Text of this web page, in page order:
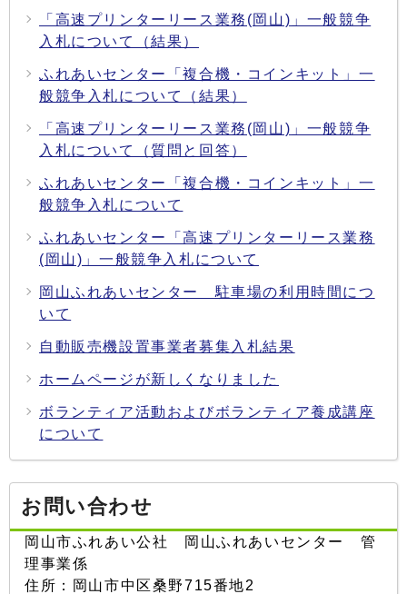
「高速プリンターリース業務(岡山)」一般競争
入札について（結果）
ふれあいセンター「複合機・コインキット」一
般競争入札について（結果）
「高速プリンターリース業務(岡山)」一般競争
入札について（質問と回答）
ふれあいセンター「複合機・コインキット」一
般競争入札について
ふれあいセンター「高速プリンターリース業務
(岡山)」一般競争入札について
岡山ふれあいセンター 駐車場の利用時間につ
いて
自動販売機設置事業者募集入札結果
ホームページが新しくなりました
ボランティア活動およびボランティア養成講座
について
お問い合わせ
岡山市ふれあい公社 岡山ふれあいセンター 管
理事業係
住所：岡山市中区桑野715番地2